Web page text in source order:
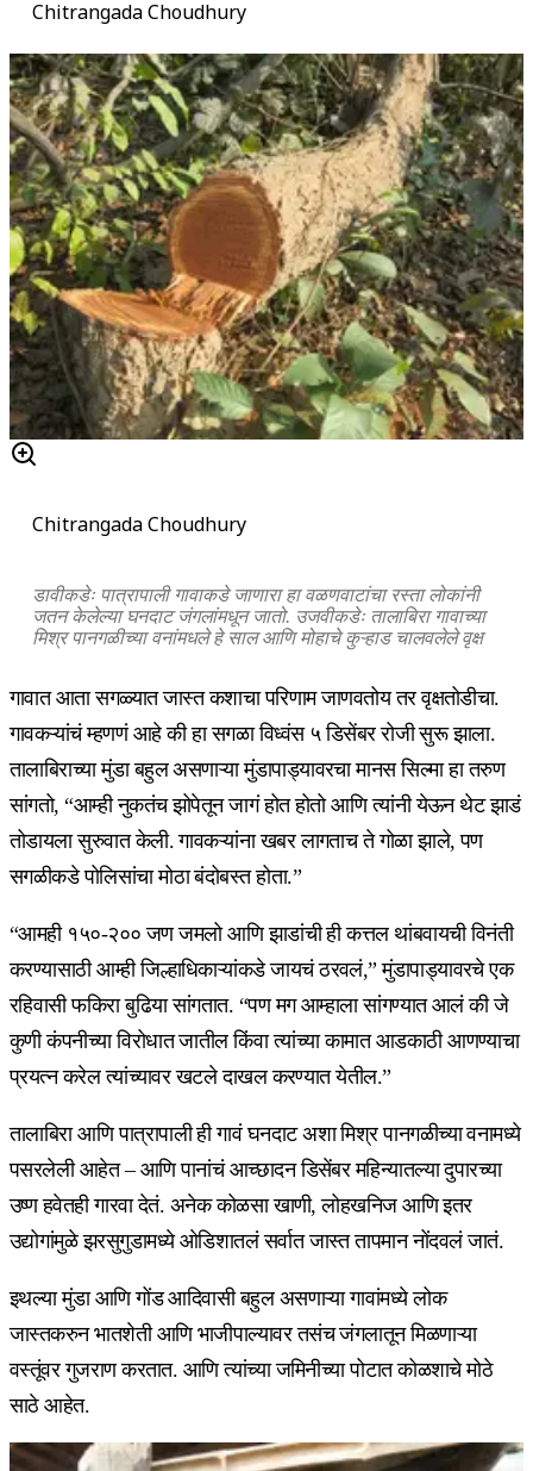
Chitrangada Choudhury
Chitrangada Choudhury
डावीकडेः पात्रापाली गावाकडे जाणारा हा वळणवाटांचा रस्ता लोकांनी
जतन केलेल्या घनदाट जंगलांमधून जातो. उजवीकडेः तालाबिरा गावाच्या
मिश्र पानगळीच्या वनांमधले हे साल आणि मोहाचे कुऱ्हाड चालवलेले वृक्ष
गावात आता सगळ्यात जास्त कशाचा परिणाम जाणवतोय तर वृक्षतोडीचा.
गावकऱ्यांचं म्हणणं आहे की हा सगळा विध्वंस ५ डिसेंबर रोजी सुरू झाला.
तालाबिराच्या मुंडा बहुल असणाऱ्या मुंडापाड्यावरचा मानस सिल्मा हा तरुण
सांगतो, “आम्ही नुकतंच झोपेतून जागं होत होतो आणि त्यांनी येऊन थेट झाडं
तोडायला सुरुवात केली. गावकऱ्यांना खबर लागताच ते गोळा झाले, पण
सगळीकडे पोलिसांचा मोठा बंदोबस्त होता.”
“आमही १५०-२०० जण जमलो आणि झाडांची ही कत्तल थांबवायची विनंती
करण्यासाठी आम्ही जिल्हाधिकाऱ्यांकडे जायचं ठरवलं,” मुंडापाड्यावरचे एक
रहिवासी फकिरा बुढिया सांगतात. “पण मग आम्हाला सांगण्यात आलं की जे
कुणी कंपनीच्या विरोधात जातील किंवा त्यांच्या कामात आडकाठी आणण्याचा
प्रयत्न करेल त्यांच्यावर खटले दाखल करण्यात येतील.”
तालाबिरा आणि पात्रापाली ही गावं घनदाट अशा मिश्र पानगळीच्या वनामध्ये
पसरलेली आहेत – आणि पानांचं आच्छादन डिसेंबर महिन्यातल्या दुपारच्या
उष्ण हवेतही गारवा देतं. अनेक कोळसा खाणी, लोहखनिज आणि इतर
उद्योगांमुळे झरसुगुडामध्ये ओडिशातलं सर्वात जास्त तापमान नोंदवलं जातं.
इथल्या मुंडा आणि गोंड आदिवासी बहुल असणाऱ्या गावांमध्ये लोक
जास्तकरुन भातशेती आणि भाजीपाल्यावर तसंच जंगलातून मिळणाऱ्या
वस्तूंवर गुजराण करतात. आणि त्यांच्या जमिनीच्या पोटात कोळशाचे मोठे
साठे आहेत.